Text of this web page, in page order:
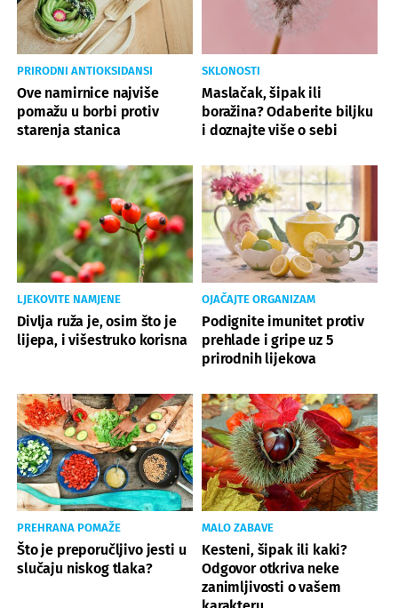
PRIRODNI ANTIOKSIDANSI
Ove namirnice najviše
pomažu u borbi protiv
starenja stanica
SKLONOSTI
Maslačak, šipak ili
boražina? Odaberite biljku
i doznajte više o sebi
LJEKOVITE NAMJENE
Divlja ruža je, osim što je
lijepa, i višestruko korisna
OJAČAJTE ORGANIZAM
Podignite imunitet protiv
prehlade i gripe uz 5
prirodnih lijekova
PREHRANA POMAŽE
Što je preporučljivo jesti u
slučaju niskog tlaka?
MALO ZABAVE
Kesteni, šipak ili kaki?
Odgovor otkriva neke
zanimljivosti o vašem